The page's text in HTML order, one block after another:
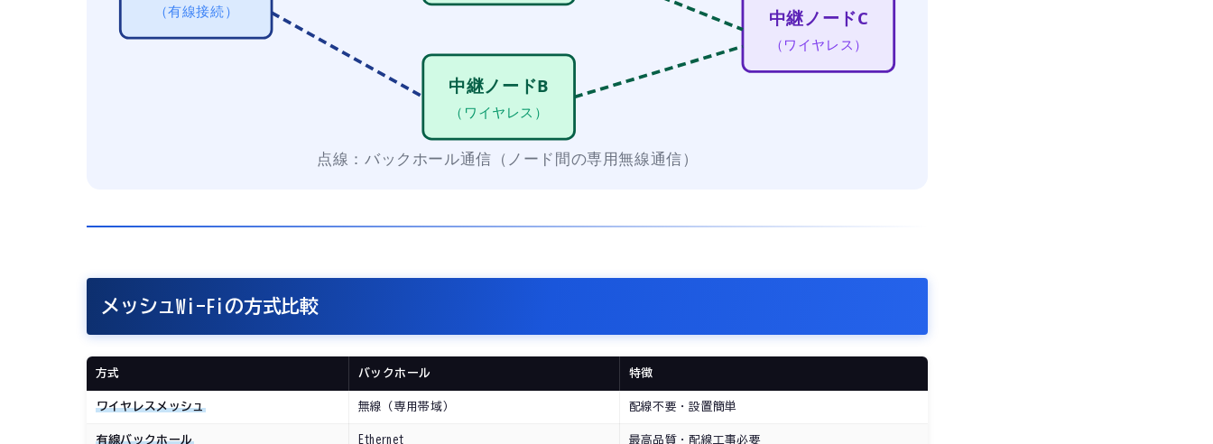
（有線接続）
中継ノードB
（ワイヤレス）
中継ノードC
（ワイヤレス）
点線：バックホール通信（ノード間の専用無線通信）
メッシュWi-Fiの方式比較
方式 バックホール 特徴
ワイヤレスメッシュ 無線（専用帯域） 配線不要・設置簡単
有線バックホール Ethernet 最高品質・配線工事必要